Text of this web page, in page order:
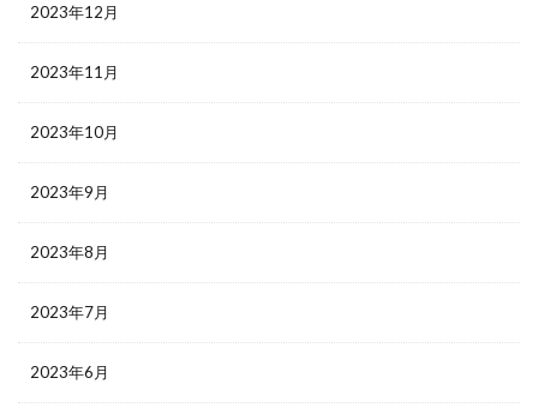
2023年12月
2023年11月
2023年10月
2023年9月
2023年8月
2023年7月
2023年6月